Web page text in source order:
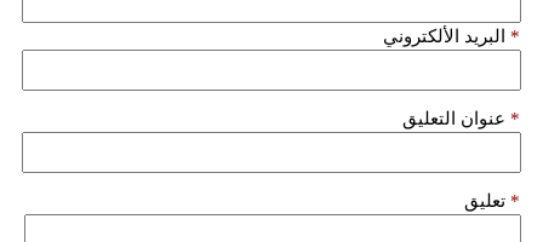
البريد الألكتروني *
عنوان التعليق *
تعليق *